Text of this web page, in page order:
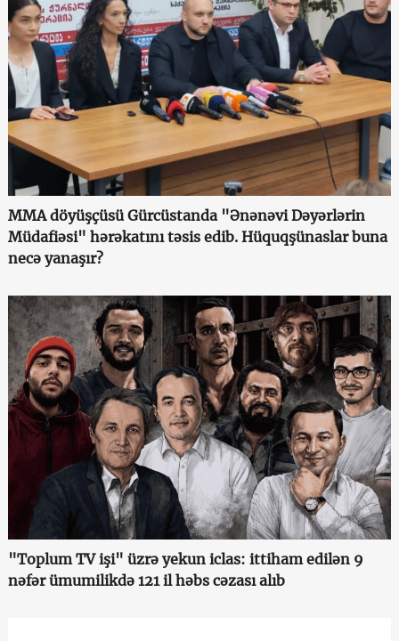
MMA döyüşçüsü Gürcüstanda "Ənənəvi Dəyərlərin
Müdafiəsi" hərəkatını təsis edib. Hüquqşünaslar buna
necə yanaşır?
"Toplum TV işi" üzrə yekun iclas: ittiham edilən 9
nəfər ümumilikdə 121 il həbs cəzası alıb